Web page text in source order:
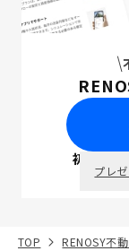
初回面談で
プレ
TOP RENOSY不